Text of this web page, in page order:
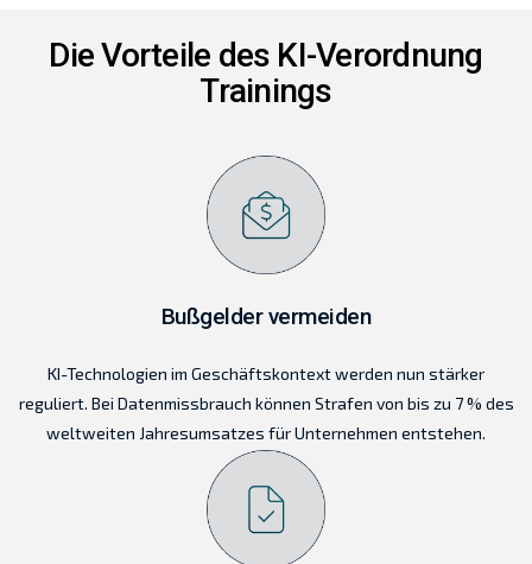
Die Vorteile des KI-Verordnung
Trainings
Bußgelder vermeiden
KI-Technologien im Geschäftskontext werden nun stärker
reguliert. Bei Datenmissbrauch können Strafen von bis zu 7 % des
weltweiten Jahresumsatzes für Unternehmen entstehen.